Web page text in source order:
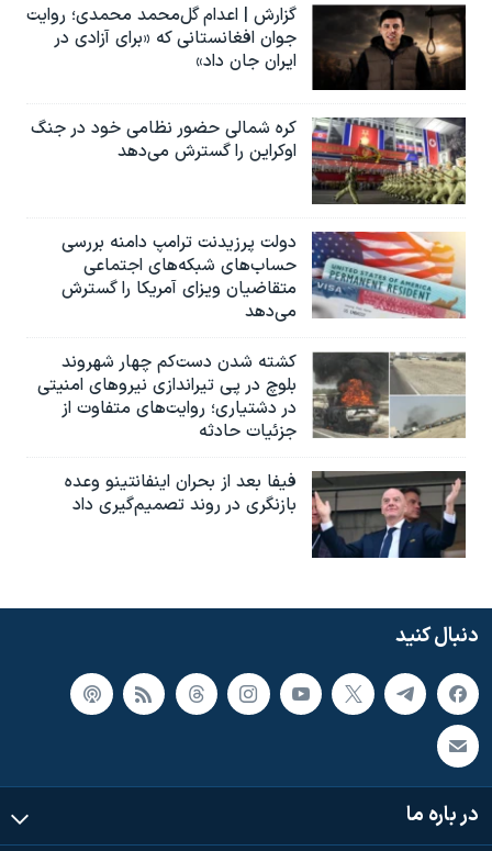
گزارش | اعدام گل‌محمد محمدی؛ روایت
جوان افغانستانی که «برای آزادی در
ایران جان داد»
کره شمالی حضور نظامی خود در جنگ
اوکراین را گسترش می‌دهد
دولت پرزیدنت ترامپ دامنه بررسی
حساب‌های شبکه‌های اجتماعی
متقاضیان ویزای آمریکا را گسترش
می‌دهد
کشته شدن دست‌کم چهار شهروند
بلوچ در پی تیراندازی نیروهای امنیتی
در دشتیاری؛ روایت‌های متفاوت از
جزئیات حادثه
فیفا بعد از بحران اینفانتینو وعده
بازنگری در روند تصمیم‌گیری داد
دنبال کنید
در باره ما